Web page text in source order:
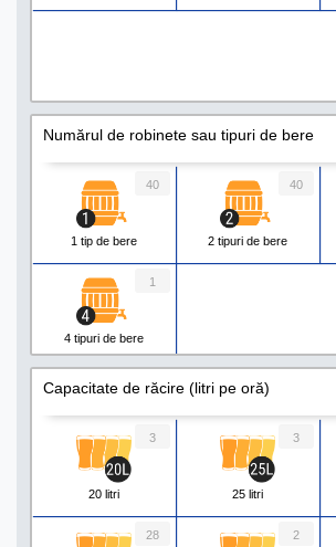
Numărul de robinete sau tipuri de bere
1 tip de bere
40
2 tipuri de bere
40
4 tipuri de bere
1
Capacitate de răcire (litri pe oră)
20 litri
3
25 litri
3
28 2